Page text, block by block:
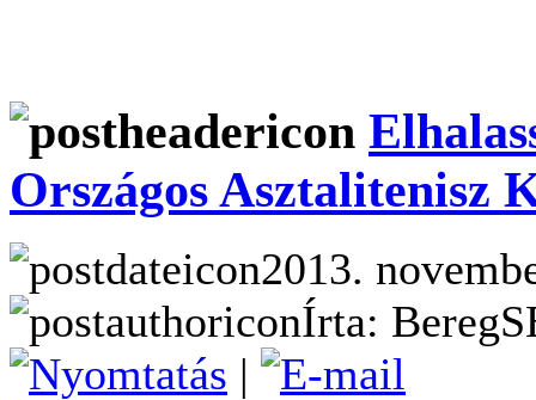
Országos Asztalitenisz
2013.
Írta:
|